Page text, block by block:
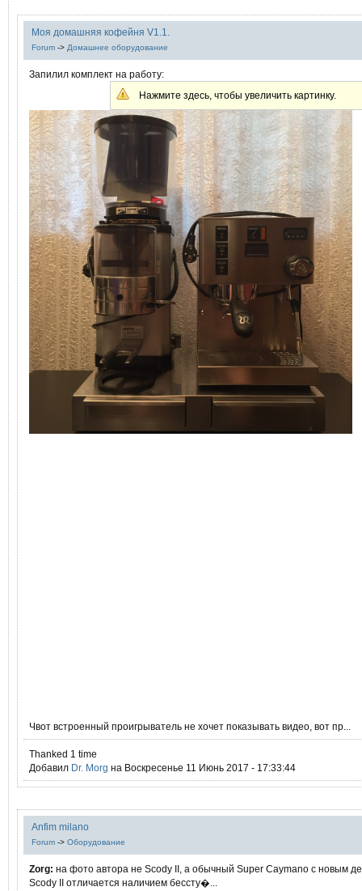
Моя домашняя кофейня V1.1.
Forum -> Домашнее оборудование
Запилил комплект на работу:
Нажмите здесь, чтобы увеличить картинку.
Чвот встроенный проигрыватель не хочет показывать видео, вот пр...
Thanked 1 time
Добавил Dr. Morg на Воскресенье 11 Июнь 2017 - 17:33:44
Anfim milano
Forum -> Оборудование
Zorg: на фото автора не Scody II, а обычный Super Caymano с новым
Scody II отличается наличием бессту�...